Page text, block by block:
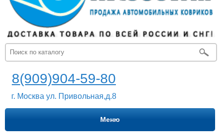
8(909)904-59-80
г. Москва ул. Привольная,д.8
Меню